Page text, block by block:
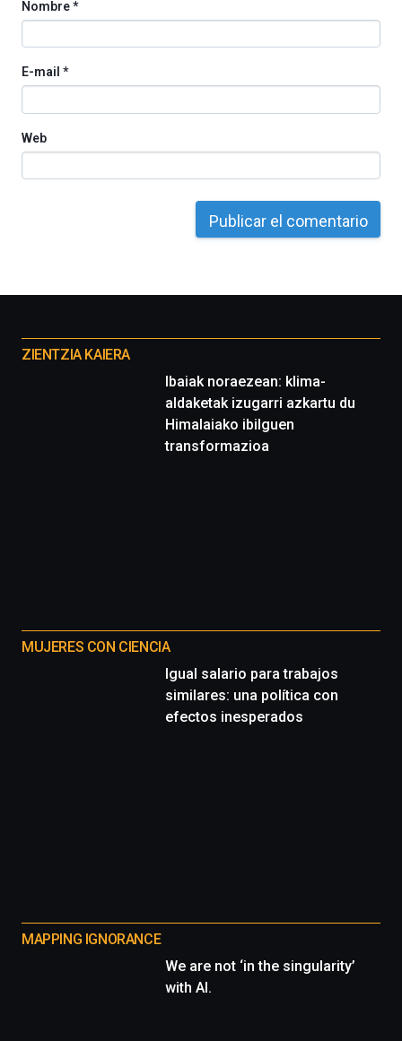
Nombre*
E-mail *
Web
proyectos
ZIENTZIA KAIERA
Ibaiak noraezean: klima-
aldaketak izugarri azkartu du
Himalaiako ibilguen
transformazioa
MUJERES CON CIENCIA
Igual salario para trabajos
similares: una política con
efectos inesperados
MAPPING IGNORANCE
We are not ‘in the singularity’
with AI.